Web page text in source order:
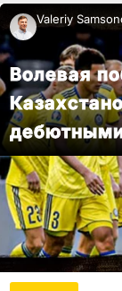
Valeriy
Волевая